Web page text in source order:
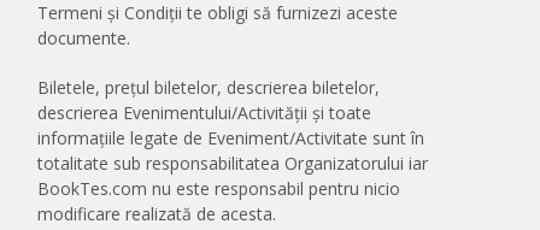
Termeni și Condiții te obligi să furnizezi aceste
documente.
Biletele, prețul biletelor, descrierea biletelor,
descrierea Evenimentului/Activității și toate
informațiile legate de Eveniment/Activitate sunt în
totalitate sub responsabilitatea Organizatorului iar
BookTes.com nu este responsabil pentru nicio
modificare realizată de acesta.